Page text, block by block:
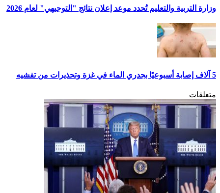
وزارة التربية والتعليم تُحدد موعد إعلان نتائج "التوجيهي" لعام 2026
5 آلاف إصابة أسبوعيًا بجدري الماء في غزة وتحذيرات من تفشيه
متعلقات